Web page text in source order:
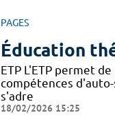
PAGES
Éducation
ETP L'ETP permet
compétences
s'adre
18/02/2026 15:25